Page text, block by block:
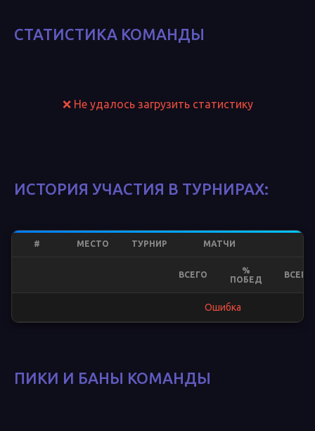
СТАТИСТИКА КОМАНДЫ
❌ Не удалось загрузить статистику
ИСТОРИЯ УЧАСТИЯ В ТУРНИРАХ:
# МЕСТО ТУРНИР МАТЧИ
ВСЕГО
%
ПОБЕД
ВСЕГО
Ошибка
ПИКИ И БАНЫ КОМАНДЫ